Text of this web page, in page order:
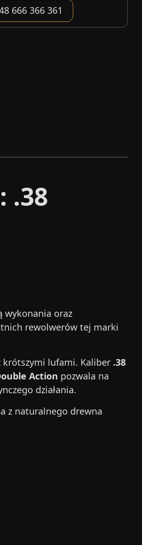
666 366 361
.38
wykonania oraz
rewolwerów tej marki
krótszymi lufami. Kaliber .38
Action pozwala na
działania.
z naturalnego drewna